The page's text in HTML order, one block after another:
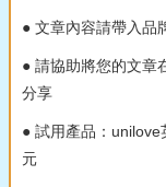
● 文章內容請帶入品
● 請協助將您的文章
分享
● 試用產品：
元